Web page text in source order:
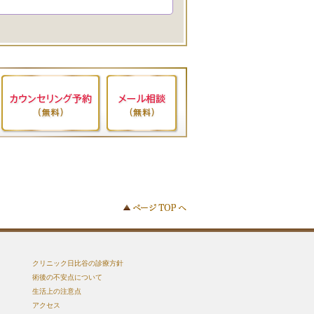
クリニック日比谷の診療方針
術後の不安点について
生活上の注意点
アクセス